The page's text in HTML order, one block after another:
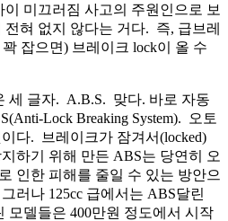
미끄러짐 사고의 주원인으로 보
혀 없지 않다는 거다. 즉, 급브레
잡으면) 브레이크 lock이 올 수
세 글자. A.B.S. 맞다. 바로 자동
Lock Breaking System). 오토
다. 브레이크가 잠겨서(locked)
하기 위해 만든 ABS는 당연히 오
인한 피해를 줄일 수 있는 방안으
러나 125cc 급에서는 ABS달린
모델들은 400만원 정도에서 시작